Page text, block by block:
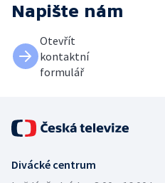
Napište nám
Otevřít
kontaktní
formulář
Divácké centrum